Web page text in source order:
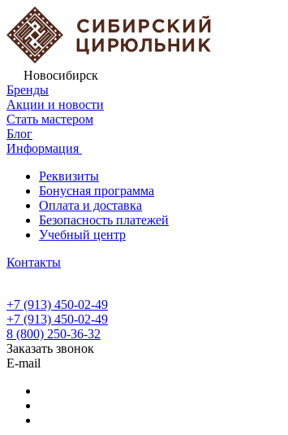
Новосибирск
Бренды
Акции и новости
Стать мастером
Блог
Информация
Реквизиты
Бонусная программа
Оплата и доставка
Безопасность платежей
Учебный центр
Контакты
+7 (913) 450-02-49
+7 (913) 450-02-49
8 (800) 250-36-32
Заказать звонок
E-mail